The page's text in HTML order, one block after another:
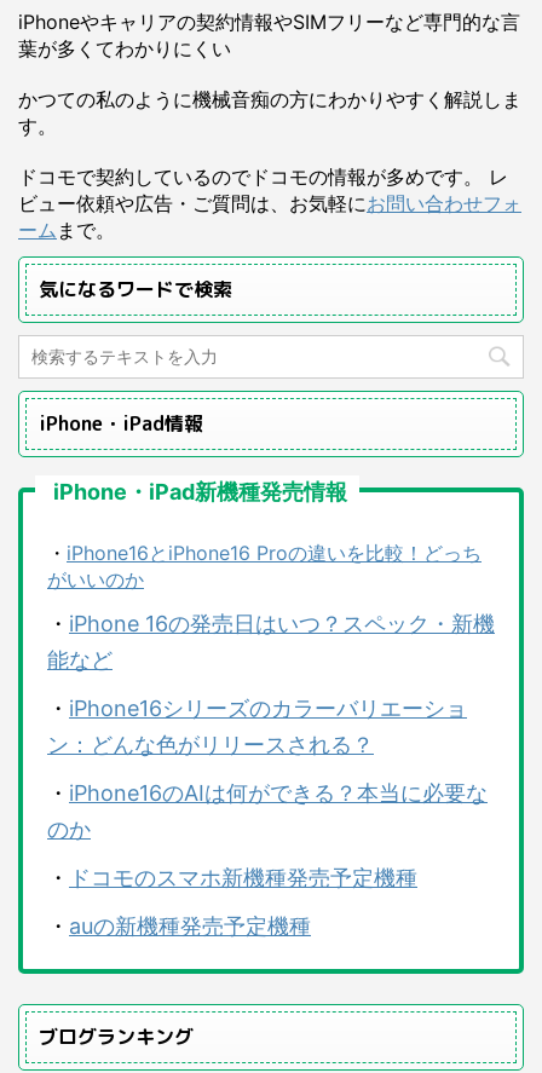
iPhoneやキャリアの契約情報やSIMフリーなど専門的な言
葉が多くてわかりにくい
かつての私のように機械音痴の方にわかりやすく解説しま
す。
ドコモで契約しているのでドコモの情報が多めです。 レ
ビュー依頼や広告・ご質問は、お気軽にお問い合わせフォ
ーム まで。
気になるワードで検索
iPhone・iPad情報
iPhone・iPad新機種発売情報
・ iPhone16とiPhone16 Proの違いを比較！どっち
がいいのか
・ iPhone 16の発売日はいつ？スペック・新機
能など
・ iPhone16シリーズのカラーバリエーショ
ン：どんな色がリリースされる？
・ iPhone16のAIは何ができる？本当に必要な
のか
・
ドコモのスマホ新機種発売予定機種
・ auの新機種発売予定機種
ブログランキング